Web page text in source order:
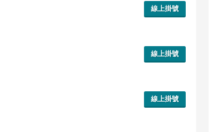
線上掛號
線上掛號
線上掛號